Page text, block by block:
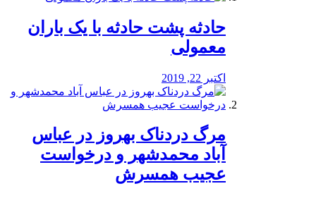
️حادثه پشت حادثه با یک باران
معمولی
اکتبر 22, 2019
مرگ دردناک بهروز در عباس
آباد محمدشهر و درخواست
عجیب همسرش